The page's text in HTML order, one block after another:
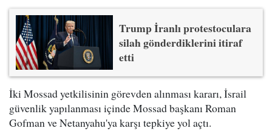
Trump İranlı protestoculara
silah gönderdiklerini itiraf
etti
İki Mossad yetkilisinin görevden alınması kararı, İsrail
güvenlik yapılanması içinde Mossad başkanı Roman
Gofman ve Netanyahu'ya karşı tepkiye yol açtı.